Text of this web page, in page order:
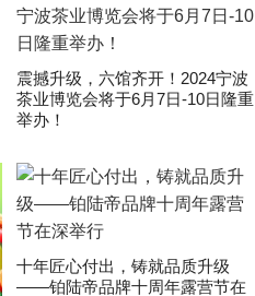
震撼升级，六馆齐开！2024宁波
茶业博览会将于6月7日-10日隆重
举办！
十年匠心付出，铸就品质升级
——铂陆帝品牌十周年露营节在